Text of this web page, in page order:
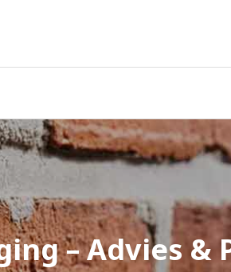
– Advies &